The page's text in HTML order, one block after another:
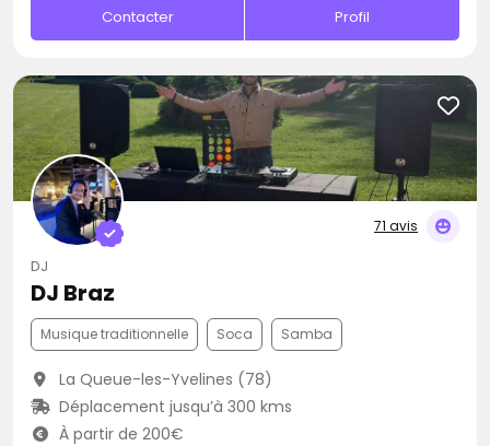
Contacter Profil
71 avis
DJ
DJ Braz
Musique traditionnelle Soca Samba
La Queue-les-Yvelines (78)
Déplacement jusqu’à 300 kms
À partir de 200€